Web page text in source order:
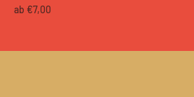
Angebot
ab €7,00